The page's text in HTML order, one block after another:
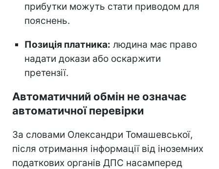
прибутки можуть стати приводом для
пояснень.
Позиція платника: людина має право
надати докази або оскаржити
претензії.
Автоматичний обмін не означає
автоматичної перевірки
За словами Олександри Томашевської,
після отримання інформації від іноземних
податкових органів ДПС насамперед